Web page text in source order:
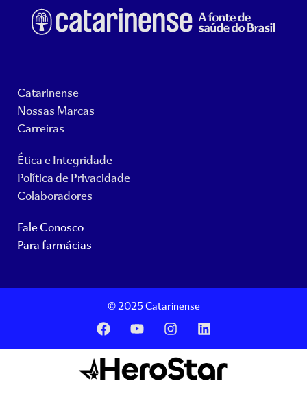
Catarinense
Nossas Marcas
Carreiras
Ética e Integridade
Política de Privacidade
Colaboradores
Fale Conosco
Para farmácias
© 2025 Catarinense
F
a
c
e
b
Y
o
u
t
u
I
n
s
t
a
L
i
n
k
e